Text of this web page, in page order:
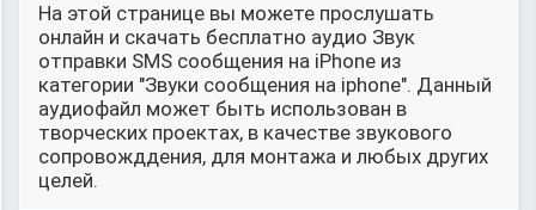
На этой странице вы можете прослушать
онлайн и скачать бесплатно аудио Звук
отправки SMS сообщения на iPhone из
категории "Звуки сообщения на iphone". Данный
аудиофайл может быть использован в
творческих проектах, в качестве звукового
сопровожддения, для монтажа и любых других
целей.